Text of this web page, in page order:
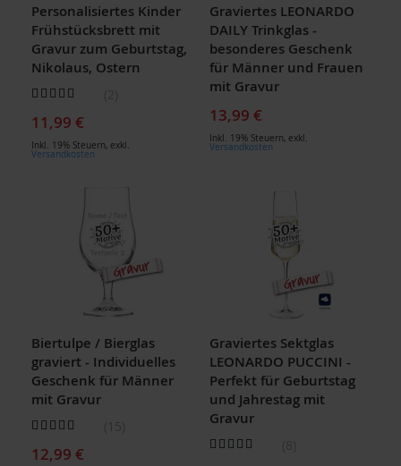
Personalisiertes Kinder
Frühstücksbrett mit
Gravur zum Geburtstag,
Nikolaus, Ostern
Bewertung:
11,99 €
Inkl. 19% Steuern, exkl.
Versandkosten
Graviertes LEONARDO
DAILY Trinkglas -
besonderes Geschenk
für Männer und Frauen
mit Gravur
13,99 €
Inkl. 19% Steuern, exkl.
Versandkosten
Biertulpe / Bierglas
graviert - Individuelles
Geschenk für Männer
mit Gravur
Bewertung:
12,99 €
Graviertes Sektglas
LEONARDO PUCCINI -
Perfekt für Geburtstag
und Jahrestag mit
Gravur
Bewertung: